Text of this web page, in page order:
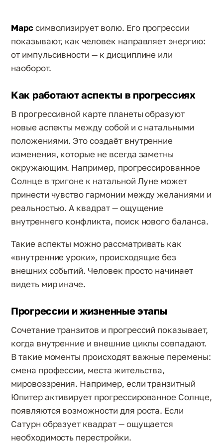
Марссимволизирует волю. Его прогрессии
показывают, как человек направляет энергию:
от импульсивности — к дисциплине или
наоборот.
Как работают аспекты в прогрессиях
В прогрессивной карте планеты образуют
новые аспекты между собой и с натальными
положениями. Это создаёт внутренние
изменения, которые не всегда заметны
окружающим. Например, прогрессированное
Солнце в тригоне к натальной Луне может
принести чувство гармонии между желаниями и
реальностью. А квадрат — ощущение
внутреннего конфликта, поиск нового баланса.
Такие аспекты можно рассматривать как
«внутренние уроки», происходящие без
внешних событий. Человек просто начинает
видеть мир иначе.
Прогрессии и жизненные этапы
Сочетание транзитов и прогрессий показывает,
когда внутренние и внешние циклы совпадают.
В такие моменты происходят важные перемены:
смена профессии, места жительства,
мировоззрения. Например, если транзитный
Юпитер активирует прогрессированное Солнце,
появляются возможности для роста. Если
Сатурн образует квадрат — ощущается
необходимость перестройки.